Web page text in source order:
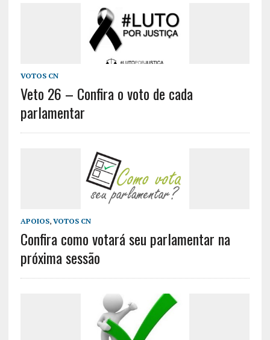
VOTOS CN
Veto 26 – Confira o voto de cada
parlamentar
APOIOS, VOTOS CN
Confira como votará seu parlamentar na
próxima sessão